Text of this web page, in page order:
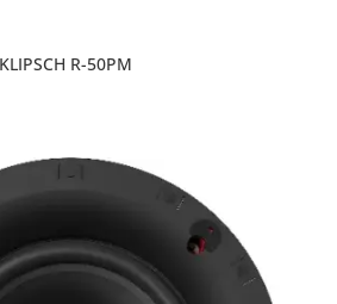
R-50PM